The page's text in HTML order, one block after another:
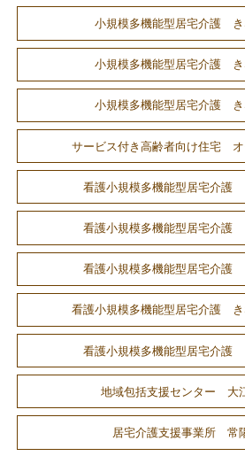
小規模多機能型居宅介護 き
小規模多機能型居宅介護 き
小規模多機能型居宅介護 き
サービス付き高齢者向け住宅
看護小規模多機能型居宅介護
看護小規模多機能型居宅介護
看護小規模多機能型居宅介護
看護小規模多機能型居宅介護 き
看護小規模多機能型居宅介護
地域包括支援センター 大
居宅介護支援事業所 常